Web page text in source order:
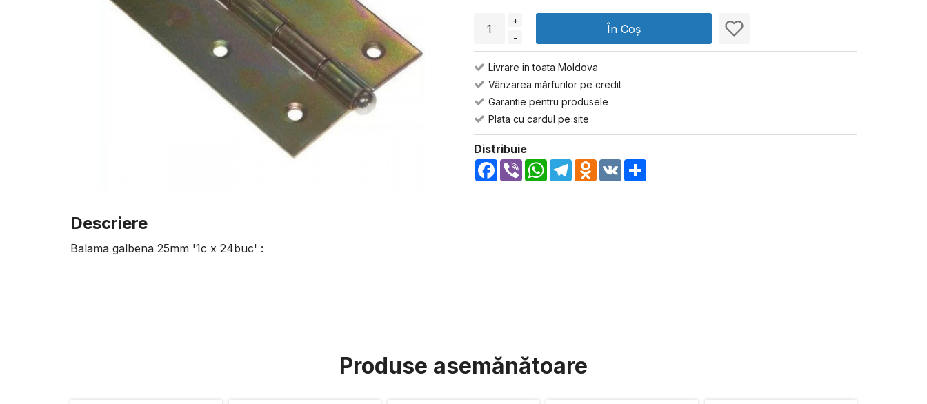
Descriere
Balama galbena 25mm '1c x 24buc' :
+
-
În Coș
Livrare in toata Moldova
Vânzarea mărfurilor pe credit
Garantie pentru produsele
Plata cu cardul pe site
Distribuie
Facebook
Viber WhatsApp
TelegramOdnoklassniki
VK
Produse asemănătoare